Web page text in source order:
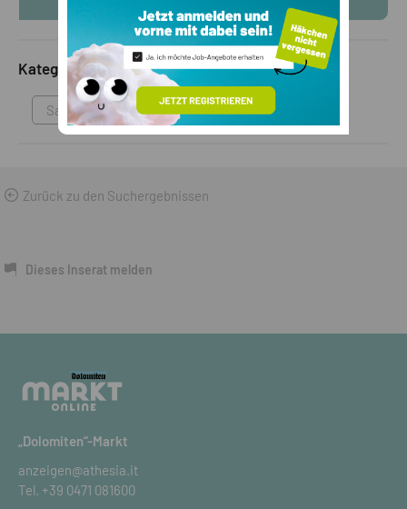
Kategorie
Sammlungen & Antikes
Zurück zu den Suchergebnissen
Dieses Inserat melden
„Dolomiten“-Markt
anzeigen@athesia.it
Tel. +39 0471 081600